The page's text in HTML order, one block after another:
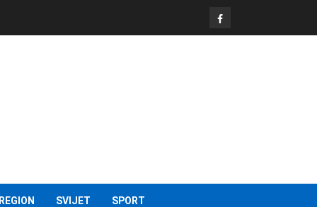
FB
SVIJET SPORT